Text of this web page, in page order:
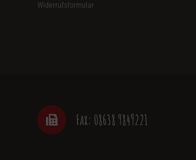
Widerrufsformular
Fax: 08638 9849221